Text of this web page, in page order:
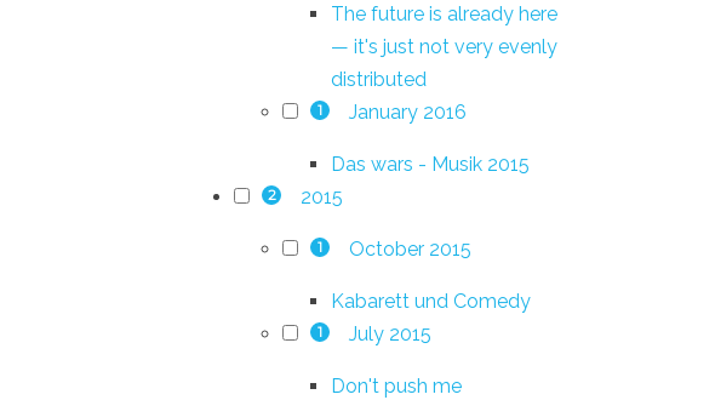
The future is already here
— it's just not very evenly
distributed
1 January 2016
Das wars - Musik 2015
2 2015
1 October 2015
Kabarett und Comedy
1 July 2015
Don't push me